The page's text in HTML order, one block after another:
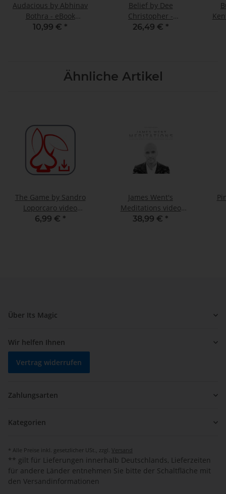
Audacious by Abhinav
Bothra - eBook
DOWNLOAD
10,99 € *
Belief by Dee
Christopher -
DOWNLOAD
26,49 € *
Ähnliche Artikel
The Game by Sandro
Loporcaro video
DOWNLOAD
6,99 € *
James Went's
Meditations video
DOWNLOAD
38,99 € *
Über Its Magic
Wir helfen Ihnen
Vertrag widerrufen
Zahlungsarten
Kategorien
* Alle Preise inkl. gesetzlicher USt., zzgl. Versand
** gilt für Lieferungen innerhalb Deutschlands, Lieferzeiten
für andere Länder entnehmen Sie bitte der Schaltfläche mit
den Versandinformationen